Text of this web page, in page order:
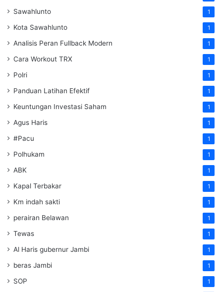
Sawahlunto 1
Kota Sawahlunto 1
Analisis Peran Fullback Modern 1
Cara Workout TRX 1
Polri 1
Panduan Latihan Efektif 1
Keuntungan Investasi Saham 1
Agus Haris 1
#Pacu 1
Polhukam 1
ABK 1
Kapal Terbakar 1
Km indah sakti 1
perairan Belawan 1
Tewas 1
Al Haris gubernur Jambi 1
beras Jambi 1
SOP 1